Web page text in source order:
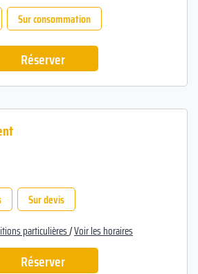
Sur consommation
Réserver
Sur devis
particulières/Voir les horaires
Réserver